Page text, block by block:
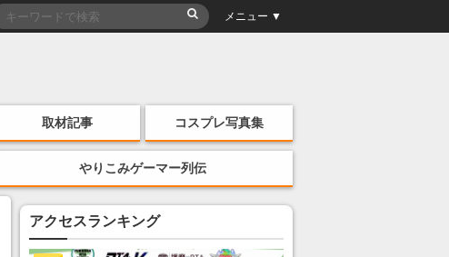
メニュー ▼
取材記事 コスプレ写真集
やりこみゲーマー列伝
アクセスランキング